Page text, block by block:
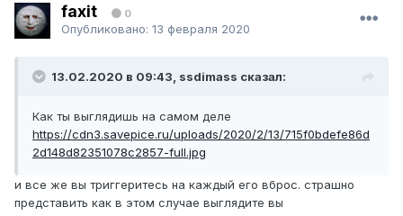
faxit 0
Опубликовано: 13 февраля 2020
13.02.2020 в 09:43, ssdimass сказал:
Как ты выглядишь на самом деле
https://cdn3.savepice.ru/uploads/2020/2/13/715f0bdefe86d
2d148d82351078c2857-full.jpg
и все же вы триггеритесь на каждый его вброс. страшно
представить как в этом случае выглядите вы